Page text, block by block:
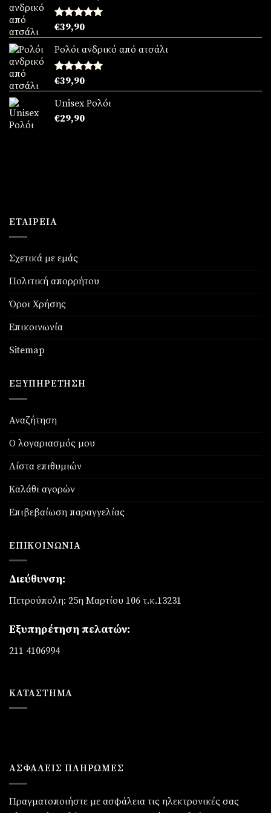
Βαθμολογήθηκε
με5.00
από 5
€39,90
Ρολόι ανδρικό από ατσάλι
Βαθμολογήθηκε
με5.00
από 5
€39,90
Unisex Ρολόι
€29,90
ΕΤΑΙΡΕΊΑ
Σχετικά με εμάς
Πολιτική απορρήτου
Όροι Χρήσης
Επικοινωνία
Sitemap
ΕΞΥΠΗΡΈΤΗΣΗ
Αναζήτηση
Ο λογαριασμός μου
Λίστα επιθυμιών
Καλάθι αγορών
Επιβεβαίωση παραγγελίας
ΕΠΙΚΟΙΝΩΝΊΑ
Διεύθυνση:
Πετρούπολη: 25η Μαρτίου 106 τ.κ.13231
Εξυπηρέτηση πελατών:
211 4106994
ΚΑΤΆΣΤΗΜΑ
ΑΣΦΑΛΕΙΣ ΠΛΗΡΩΜΕΣ
Πραγματοποιήστε με ασφάλεια τις ηλεκτρονικές σας